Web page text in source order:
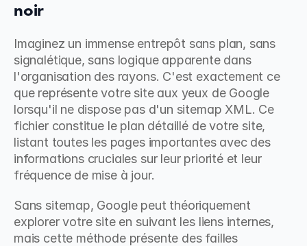
noir
Imaginez un immense entrepôt sans plan, sans
signalétique, sans logique apparente dans
l'organisation des rayons. C'est exactement ce
que représente votre site aux yeux de Google
lorsqu'il ne dispose pas d'un sitemap XML. Ce
fichier constitue le plan détaillé de votre site,
listant toutes les pages importantes avec des
informations cruciales sur leur priorité et leur
fréquence de mise à jour.
Sans sitemap, Google peut théoriquement
explorer votre site en suivant les liens internes,
mais cette méthode présente des failles